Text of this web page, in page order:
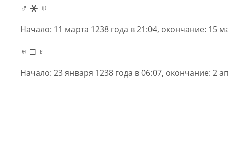
♂ ⚹ ♅
Начало: 11 марта 1238 года в 21:04, окончание: 15
♅ □ ♇
Начало: 23 января 1238 года в 06:07, окончание: 2